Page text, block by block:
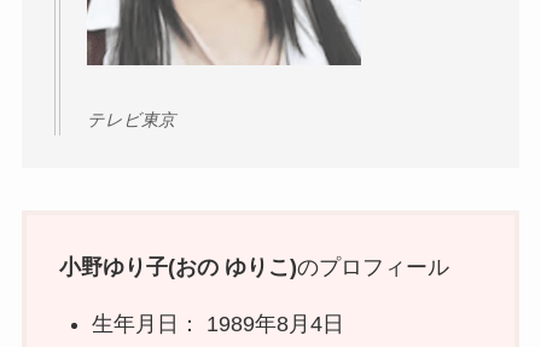
テレビ東京
小野ゆり子(おの ゆりこ)のプロフィール
生年月日： 1989年8月4日